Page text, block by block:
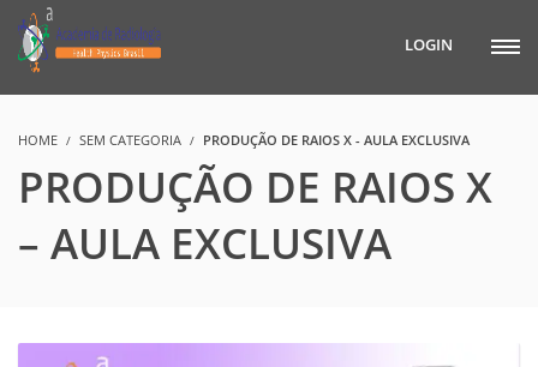
LOGIN
HOME SEM CATEGORIA PRODUÇÃO DE RAIOS X - AULA EXCLUSIVA
PRODUÇÃO DE RAIOS X
– AULA EXCLUSIVA